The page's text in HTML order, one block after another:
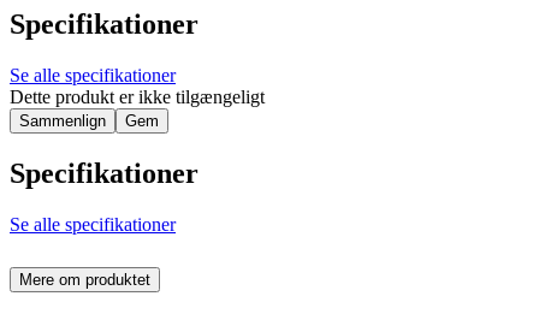
Specifikationer
Se alle specifikationer
Dette produkt er ikke tilgængeligt
Sammenlign Gem
Specifikationer
Se alle specifikationer
Mere om produktet